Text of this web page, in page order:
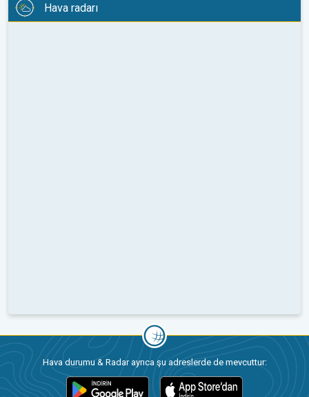
Hava radarı
Hava durumu & Radar ayrıca şu adreslerde de mevcuttur: